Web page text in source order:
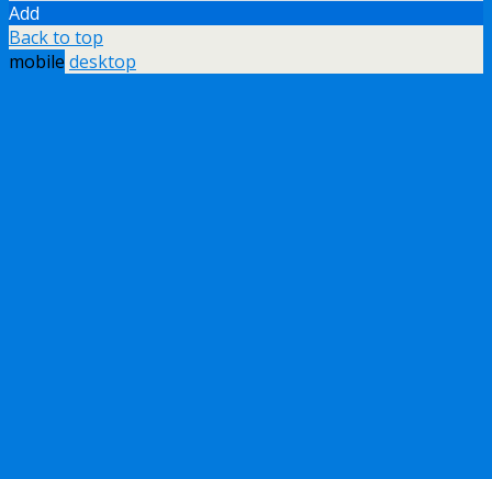
Add
Back to top
mobile desktop